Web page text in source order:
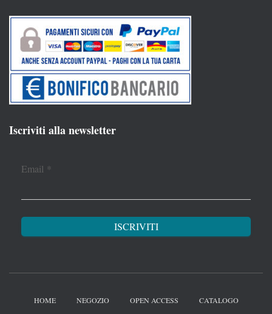
Iscriviti alla newsletter
Email *
HOME NEGOZIO OPEN ACCESS CATALOGO